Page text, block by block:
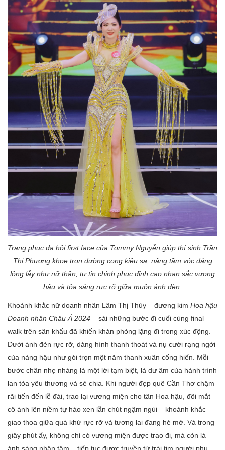
Trang phục dạ hộifirst face của Tommy Nguyễn giúp thísinh Trần
Thị Phương khoe trọn đường cong kiêu sa, nâng tầm vóc dáng
lộng lẫy như nữ thần, tự tin chinh phục đỉnh cao nhan sắc vương
hậu và tỏa sáng rực rỡ giữa muôn ánh đèn.
Khoảnh khắc nữ doanh nhân Lâm Thị Thủy – đương kim Hoa hậu
Doanh nhân Châu Á 2024 – sải những bước đi cuối cùng final
walk trên sân khấu đã khiến khán phòng lặng đi trong xúc động.
Dưới ánh đèn rực rỡ, dáng hình thanh thoát và nụ cười rạng ngời
của nàng hậu như gói trọn một năm thanh xuân cống hiến. Mỗi
bước chân nhẹ nhàng là một lời tạm biệt, là dư âm của hành trình
lan tỏa yêu thương và sẻ chia. Khi người đẹp quê Cần Thơ chậm
rãi tiến đến lễ đài, trao lại vương miện cho tân Hoa hậu, đôi mắt
cô ánh lên niềm tự hào xen lẫn chút ngậm ngùi – khoảnh khắc
giao thoa giữa quá khứ rực rỡ và tương lai đang hé mở. Và trong
giây phút ấy, không chỉ có vương miện được trao đi, mà còn là